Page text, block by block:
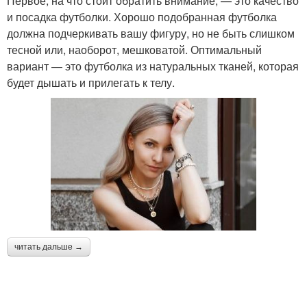
и посадка футболки. Хорошо подобранная футболка
должна подчеркивать вашу фигуру, но не быть слишком
тесной или, наоборот, мешковатой. Оптимальный
вариант — это футболка из натуральных тканей, которая
будет дышать и прилегать к телу.
читать дальше →